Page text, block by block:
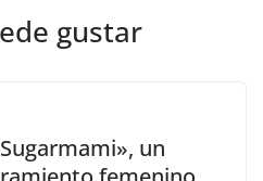
gustar
un